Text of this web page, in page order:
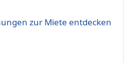
zur Miete entdecken